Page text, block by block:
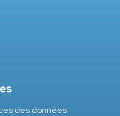
des données